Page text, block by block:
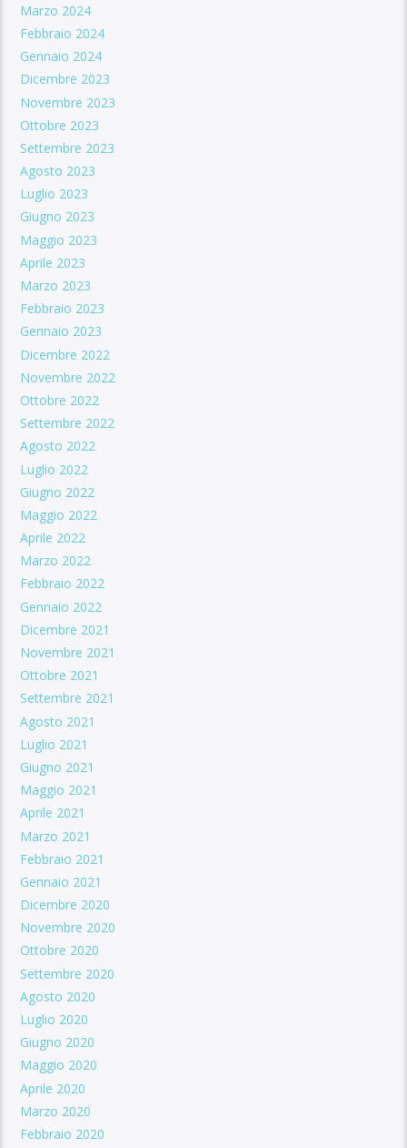
Marzo 2024
Febbraio 2024
Gennaio 2024
Dicembre 2023
Novembre 2023
Ottobre 2023
Settembre 2023
Agosto 2023
Luglio 2023
Giugno 2023
Maggio 2023
Aprile 2023
Marzo 2023
Febbraio 2023
Gennaio 2023
Dicembre 2022
Novembre 2022
Ottobre 2022
Settembre 2022
Agosto 2022
Luglio 2022
Giugno 2022
Maggio 2022
Aprile 2022
Marzo 2022
Febbraio 2022
Gennaio 2022
Dicembre 2021
Novembre 2021
Ottobre 2021
Settembre 2021
Agosto 2021
Luglio 2021
Giugno 2021
Maggio 2021
Aprile 2021
Marzo 2021
Febbraio 2021
Gennaio 2021
Dicembre 2020
Novembre 2020
Ottobre 2020
Settembre 2020
Agosto 2020
Luglio 2020
Giugno 2020
Maggio 2020
Aprile 2020
Marzo 2020
Febbraio 2020